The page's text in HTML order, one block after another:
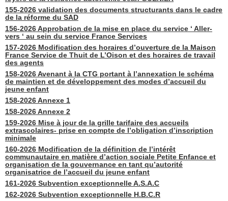
155-2026 validation des documents structurants dans le cadre
de la réforme du SAD
156-2026 Approbation de la mise en place du service ‘ Aller-
vers ‘ au sein du service France Services
157-2026 Modification des horaires d’ouverture de la Maison
France Service de Thuit de L’Oison et des horaires de travail
des agents
158-2026 Avenant à la CTG portant à l’annexation le schéma
de maintien et de développement des modes d’accueil du
jeune enfant
158-2026 Annexe 1
158-2026 Annexe 2
159-2026 Mise à jour de la grille tarifaire des accueils
extrascolaires- prise en compte de l’obligation d’inscription
minimale
160-2026 Modification de la définition de l’intérêt
communautaire en matière d’action sociale Petite Enfance et
organisation de la gouvernance en tant qu’autorité
organisatrice de l’accueil du jeune enfant
161-2026 Subvention exceptionnelle A.S.A.C
162-2026 Subvention exceptionnelle H.B.C.R